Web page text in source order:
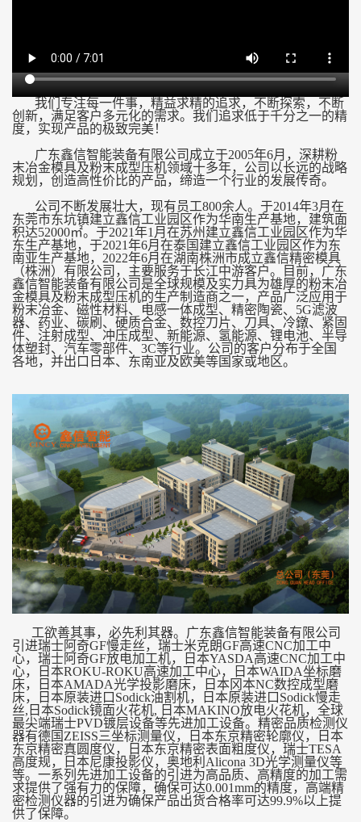
我们专注每一件事，精益求精的追求，不断探索，不断
创新，满足客户多元化的需求。我们追求低于千分之一的精
度，实现产品的极致完美！
广东鑫信智能装备有限公司成立于2005年6月，深耕粉
末冶金模具及粉末成型压机领域十多年，公司以长远的战略
规划，创造高性价比的产品，缔造一个行业的发展传奇。
公司不断发展壮大，现有员工800余人。于2014年3月在
东莞市东坑镇建立鑫信工业园区作为华南生产基地，建筑面
积达52000㎡。于2021年1月在苏州建立鑫信工业园区作为华
东生产基地，于2021年6月在泰国建立鑫信工业园区作为东
南亚生产基地，2022年6月在湖南株洲市成立鑫信精密模具
（株洲）有限公司，主要服务于长江中游客户。目前，广东
鑫信智能装备有限公司是全球规模及实力具为雄厚的粉末冶
金模具及粉末成型压机的生产制造商之一，产品广泛应用于
粉末冶金、磁性材料、电感一体成型、精密陶瓷、5G滤波
器、药业、碳刷、硬质合金、数控刀片、刀具、冷鐓、紧固
件、注射成型、冲压成型、新能源、氢能源、锂电池、半导
体塑封、汽车零部件、3C等行业。公司的客户分布于全国
各地，并出口日本、东南亚及欧美等国家或地区。
工欲善其事，必先利其器。广东鑫信智能装备有限公司
引进瑞士阿奇GF慢走丝，瑞士米克朗GF高速CNC加工中
心，瑞士阿奇GF放电加工机，日本YASDA高速CNC加工中
心，日本ROKU-ROKU高速加工中心，日本WAIDA坐标磨
床，日本AMADA光学投影磨床，日本冈本NC数控成型磨
床，日本原装进口Sodick油割机，日本原装进口Sodick慢走
丝,日本Sodick镜面火花机, 日本MAKINO放电火花机，全球
最尖端瑞士PVD镀层设备等先进加工设备。精密品质检测仪
器有德国ZEISS三坐标测量仪，日本东京精密轮廓仪，日本
东京精密真圆度仪，日本东京精密表面粗度仪，瑞士TESA
高度规，日本尼康投影仪，奥地利Alicona 3D光学测量仪等
等。一系列先进加工设备的引进为高品质、高精度的加工需
求提供了强有力的保障，确保可达0.001mm的精度，高端精
密检测仪器的引进为确保产品出货合格率可达99.9%以上提
供了保障。